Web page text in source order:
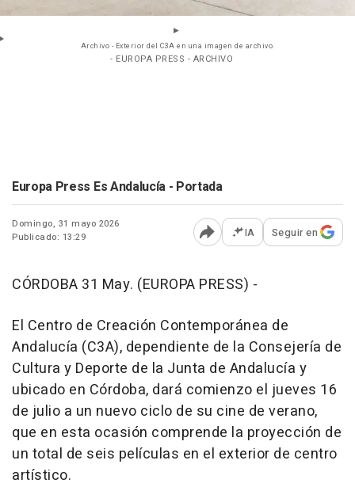
Archivo - Exterior del C3A en una imagen de archivo.
- EUROPA PRESS - ARCHIVO
Europa Press Es Andalucía - Portada
Domingo, 31 mayo 2026
Publicado: 13:29
Abrir opciones para
IA Seguir en
CÓRDOBA 31 May. (EUROPA PRESS) -
El Centro de Creación Contemporánea de
Andalucía (C3A), dependiente de la Consejería de
Cultura y Deporte de la Junta de Andalucía y
ubicado en Córdoba, dará comienzo el jueves 16
de julio a un nuevo ciclo de su cine de verano,
que en esta ocasión comprende la proyección de
un total de seis películas en el exterior de centro
artístico.